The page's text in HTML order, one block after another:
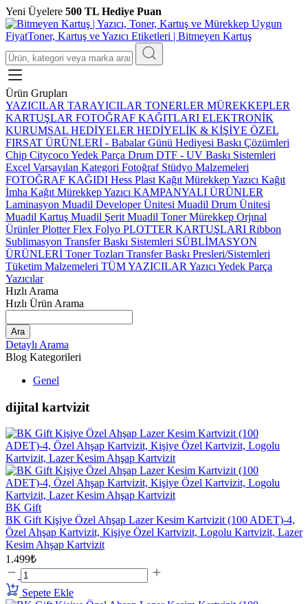
Yeni Üyelere 500 TL Hediye Puan
Ürün Grupları
YAZICILAR TARAYICILAR TONERLER MÜREKKEPLER
KARTUŞLAR FOTOĞRAF KAĞITLARI ELEKTRONİK
KURUMSAL HEDİYELER HEDİYELİK & KİŞİYE ÖZEL
FIRSAT ÜRÜNLERİ - Babalar Günü Hediyesi Baskı Çözümleri
Chip Citycoco Yedek Parça Drum DTF - UV Baskı Sistemleri
Excel Varsayılan Kategori Fotoğraf Stüdyo Malzemeleri
FOTOĞRAF KAĞIDI Hess Plast Kağıt Mürekkep Yazıcı Kağıt
İmha Kağıt Mürekkep Yazıcı KAMPANYALI ÜRÜNLER
Laminasyon Muadil Developer Ünitesi Muadil Drum Ünitesi
Muadil Kartuş Muadil Şerit Muadil Toner Mürekkep Orjınal
Ürünler Plotter Flex Folyo PLOTTER KARTUŞLARI Ribbon
Sublimasyon Transfer Baskı Sistemleri SÜBLİMASYON
ÜRÜNLERİ Toner Tozları Transfer Baskı Presleri/Sistemleri
Tüketim Malzemeleri TÜM YAZICILAR Yazıcı Yedek Parça
Yazıcılar
Hızlı Arama
Hızlı Ürün Arama
Ara
Detaylı Arama
Blog Kategorileri
Genel
dijital kartvizit
BK Gift
BK Gift Kişiye Özel Ahşap Lazer Kesim Kartvizit (100 ADET)-4,
Özel Ahşap Kartvizit, Kişiye Özel Kartvizit, Logolu Kartvizit, Lazer
Kesim Ahşap Kartvizit
1.499₺
Sepete Ekle